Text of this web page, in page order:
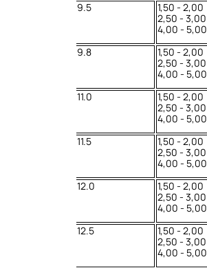
9.5
1,50 - 2,00
2,50 - 3,00
4,00 - 5,00
9.8
1,50 - 2,00
2,50 - 3,00
4,00 - 5,00
11.0
1,50 - 2,00
2,50 - 3,00
4,00 - 5,00
11.5
1,50 - 2,00
2,50 - 3,00
4,00 - 5,00
12.0
1,50 - 2,00
2,50 - 3,00
4,00 - 5,00
12.5
1,50 - 2,00
2,50 - 3,00
4,00 - 5,00